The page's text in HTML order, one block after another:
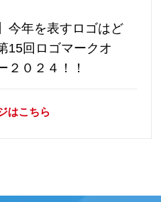
今年を表すロゴはど
15回ロゴマークオ
２０２４！！
はこちら